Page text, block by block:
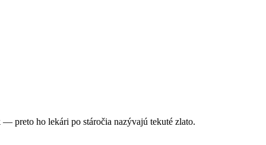
preto ho lekári po stáročia nazývajú tekuté zlato.